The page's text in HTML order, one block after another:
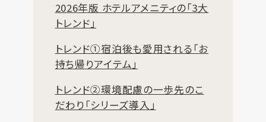
2026年版 ホテルアメニティの「3大
トレンド」
トレンド①宿泊後も愛用される「お
持ち帰りアイテム」
トレンド②環境配慮の一歩先のこ
だわり「シリーズ導入」